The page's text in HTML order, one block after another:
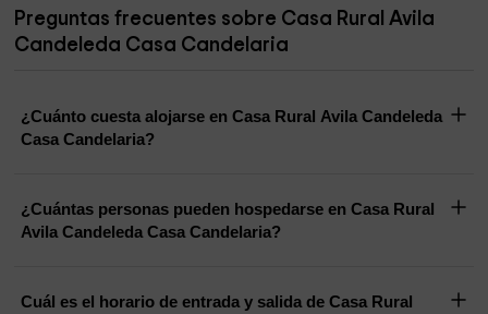
Preguntas frecuentes sobre Casa Rural Avila
Candeleda Casa Candelaria
¿Cuánto cuesta alojarse en Casa Rural Avila Candeleda
Casa Candelaria?
¿Cuántas personas pueden hospedarse en Casa Rural
Avila Candeleda Casa Candelaria?
Cuál es el horario de entrada y salida de Casa Rural